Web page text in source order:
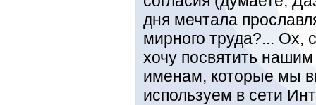
дня мечтала
мирного труда?... Ох,
хочу посвятить
именам, которые мы
используем в сети